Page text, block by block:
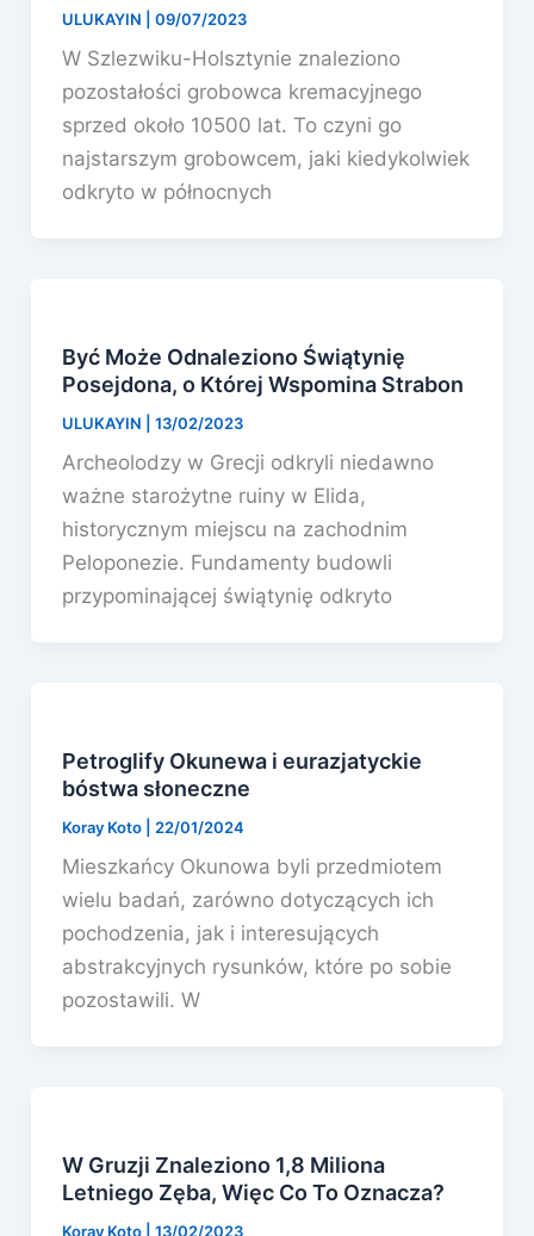
ULUKAYIN 09/07/2023
W Szlezwiku-Holsztynie znaleziono
pozostałości grobowca kremacyjnego
sprzed około 10500 lat. To czyni go
najstarszym grobowcem, jaki kiedykolwiek
odkryto w północnych
Być Może Odnaleziono Świątynię
Posejdona, o Której Wspomina Strabon
ULUKAYIN 13/02/2023
Archeolodzy w Grecji odkryli niedawno
ważne starożytne ruiny w Elida,
historycznym miejscu na zachodnim
Peloponezie. Fundamenty budowli
przypominającej świątynię odkryto
Petroglify Okunewa i eurazjatyckie
bóstwa słoneczne
Koray Koto 22/01/2024
Mieszkańcy Okunowa byli przedmiotem
wielu badań, zarówno dotyczących ich
pochodzenia, jak i interesujących
abstrakcyjnych rysunków, które po sobie
pozostawili. W
W Gruzji Znaleziono 1,8 Miliona
Letniego Zęba, Więc Co To Oznacza?
Koray Koto 13/02/2023